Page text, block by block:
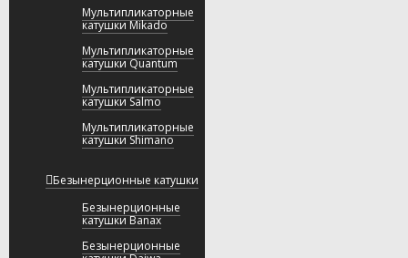
Мультипликаторные
катушки Mikado
Мультипликаторные
катушки Quantum
Мультипликаторные
катушки Salmo
Мультипликаторные
катушки Shimano
Безынерционные катушки
Безынерционные
катушки Banax
Безынерционные